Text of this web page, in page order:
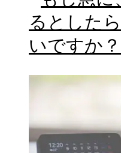
るとした
いですか？